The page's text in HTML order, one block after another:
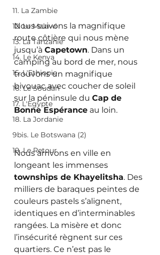
11. La Zambie
12. Le Malawi
13. La Tanzanie
14. Le Kenya
15. L'Ethiopie
16. Le Soudan
17. L'Egypte
18. La Jordanie
9bis. Le Botswana (2)
19. Le Retour
Nous suivons la magnifique
route côtière qui nous mène
jusqu’à Capetown. Dans un
camping au bord de mer, nous
trouvons un magnifique
bivouac avec coucher de soleil
sur la péninsule du Cap de
Bonne Espérance au loin.
Nous arrivons en ville en
longeant les immenses
townships de Khayelitsha. Des
milliers de baraques peintes de
couleurs pastels s’alignent,
identiques en d’interminables
rangées. La misère et donc
l’insécurité règnent sur ces
quartiers. Ce n’est pas le